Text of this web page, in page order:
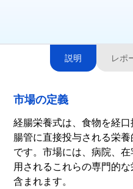
説明 レポ
市場の定義
経腸栄養式は、食物を経
腸管に直接投与される栄
です。市場には、病院、
用されるこれらの専門的
含まれます。